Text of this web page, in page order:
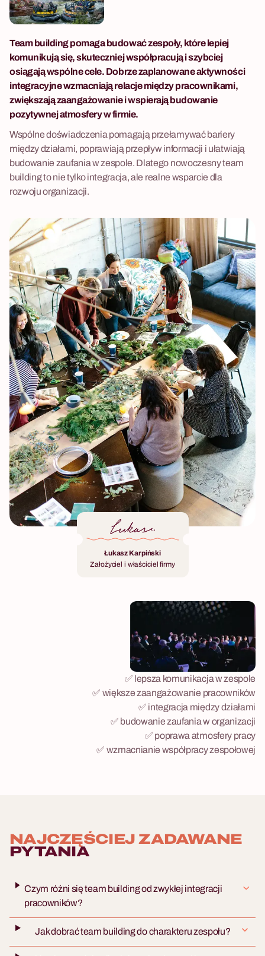
Team building pomaga budować zespoły, które lepiej
komunikują się, skuteczniej współpracują i szybciej
osiągają wspólne cele. Dobrze zaplanowane aktywności
integracyjne wzmacniają relacje między pracownikami,
zwiększają zaangażowanie i wspierają budowanie
pozytywnej atmosfery w firmie.
Wspólne doświadczenia pomagają przełamywać bariery
między działami, poprawiają przepływ informacji i ułatwiają
budowanie zaufania w zespole. Dlatego nowoczesny team
building to nie tylko integracja, ale realne wsparcie dla
rozwoju organizacji.
Łukasz Karpiński
Założyciel i właściciel firmy
✅ lepsza komunikacja w zespole
✅ większe zaangażowanie pracowników
✅ integracja między działami
✅ budowanie zaufania w organizacji
✅ poprawa atmosfery pracy
✅ wzmacnianie współpracy zespołowej
NAJCZĘŚCIEJ ZADAWANE
PYTANIA
Czym różni się team building od zwykłej integracji
pracowników?
Jak dobrać team building do charakteru zespołu?